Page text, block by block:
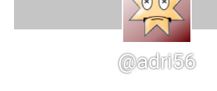
@adri56